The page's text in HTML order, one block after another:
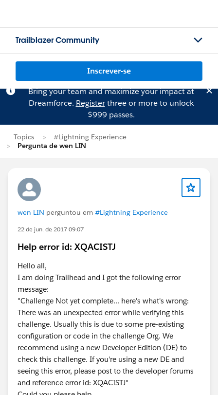
Trailblazer Community
Inscrever-se
Bring your team and maximize your impact at
Dreamforce. Registerthree or more to unlock
$999 passes.
Topics
#Lightning Experience
Pergunta de wen LIN
wen LIN perguntou em #Lightning Experience
22 de jun. de 2017 09:07
Help error id: XQACISTJ
Hello all,
I am doing Trailhead and I got the following error
message:
"Challenge Not yet complete... here's what's wrong:
There was an unexpected error while verifying this
challenge. Usually this is due to some pre-existing
configuration or code in the challenge Org. We
recommend using a new Developer Edition (DE) to
check this challenge. If you're using a new DE and
seeing this error, please post to the developer forums
and reference error id: XQACISTJ"